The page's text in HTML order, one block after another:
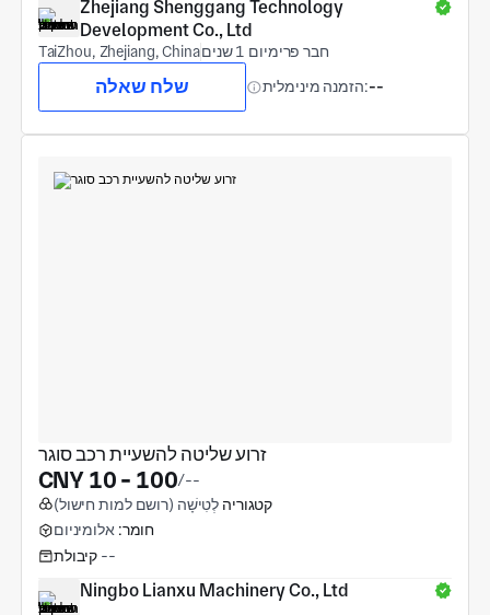
Zhejiang Shenggang Technology
Development Co., Ltd
TaiZhou, Zhejiang, China חבר פרימיום 1 שנים
שלח שאלה הזמנה מינימלית:--
זרוע שליטה להשעיית רכב סוגר
CNY 10 - 100/--
קטגוריה לְטִישָׁה (רושם למות חישול)
חומר: אלומיניום
קיבולת --
Ningbo Lianxu Machinery Co., Ltd